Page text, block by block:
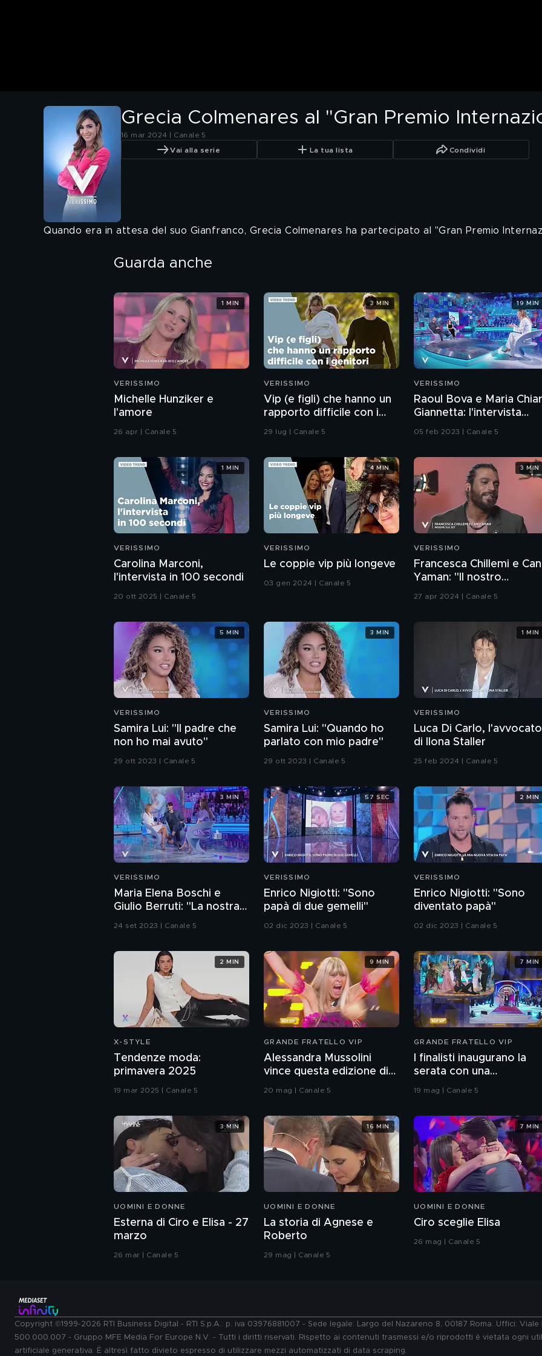
Grecia Colmenares al "Gran Premio
16 mar 2024 | Canale 5
Vai alla serie La tua lista Condividi
Quando era in attesa del suo Gianfranco, Grecia Colmenares ha partecipato al "Gran Premio
Guarda anche
VERISSIMO
Michelle Hunziker e
l'amore
26 apr | Canale 5
1 MIN
VERISSIMO
Vip (e figli) che hanno un
rapporto difficile con i
genitori
29 lug | Canale 5
3 MIN
VERISSIMO
Raoul Bova e Maria
Giannetta: l'intervista
05 feb 2023 | Canale 5
19 MIN
VERISSIMO
Carolina Marconi,
l'intervista in 100 secondi
20 ott 2025 | Canale 5
1 MIN
VERISSIMO
Le coppie vip più longeve
03 gen 2024 | Canale 5
4 MIN
VERISSIMO
Francesca Chillemi e Can
Yaman: "Il nostro
rapporto sul set"
27 apr 2024 | Canale 5
3 MIN
VERISSIMO
Samira Lui: "Il padre che
non ho mai avuto"
29 ott 2023 | Canale 5
5 MIN
VERISSIMO
Samira Lui: "Quando ho
parlato con mio padre"
29 ott 2023 | Canale 5
3 MIN
VERISSIMO
Luca Di Carlo, l'avvocato
di Ilona Staller
25 feb 2024 | Canale 5
1 MIN
VERISSIMO
Maria Elena Boschi e
Giulio Berruti: "La nostra
storia d'amore"
24 set 2023 | Canale 5
3 MIN
VERISSIMO
Enrico Nigiotti: "Sono
papà di due gemelli"
02 dic 2023 | Canale 5
57 SEC
VERISSIMO
Enrico Nigiotti: "Sono
diventato papà"
02 dic 2023 | Canale 5
2 MIN
X-STYLE
Tendenze moda:
primavera 2025
19 mar 2025 | Canale 5
2 MIN
GRANDE FRATELLO VIP
Alessandra Mussolini
vince questa edizione di
Grande Fratello VIP
20 mag | Canale 5
9 MIN
GRANDE FRATELLO VIP
I finalisti inaugurano la
serata con una
coreografia
19 mag | Canale 5
7 MIN
UOMINI E DONNE
Esterna di Ciro e Elisa - 27
marzo
26 mar | Canale 5
3 MIN
UOMINI E DONNE
La storia di Agnese e
Roberto
29 mag | Canale 5
16 MIN
UOMINI E DONNE
Ciro sceglie Elisa
26 mag | Canale 5
7 MIN
Copyright ©1999-2026 RTI Business Digital - RTI S.p.A.: p. iva 03976881007 - Sede legale: Largo del Nazareno 8, 00187 Roma. Uffici:
500.000.007 - Gruppo MFE Media For Europe N.V. - Tutti i diritti riservati. Rispetto ai contenuti trasmessi e/o riprodotti è vietata ogni
artificiale generativa. È altresì fatto divieto espresso di utilizzare mezzi automatizzati di data scraping.